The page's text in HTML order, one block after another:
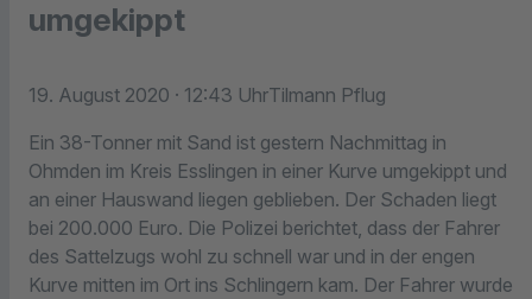
umgekippt
19. August 2020 · 12:43 UhrTilmann Pflug
Ein 38-Tonner mit Sand ist gestern Nachmittag in
Ohmden im Kreis Esslingen in einer Kurve umgekippt und
an einer Hauswand liegen geblieben. Der Schaden liegt
bei 200.000 Euro. Die Polizei berichtet, dass der Fahrer
des Sattelzugs wohl zu schnell war und in der engen
Kurve mitten im Ort ins Schlingern kam. Der Fahrer wurde